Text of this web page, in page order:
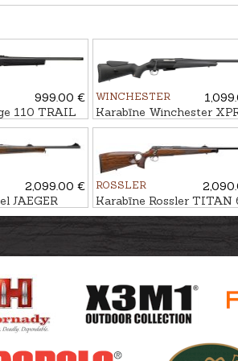
999.00 €
110 TRAIL
6,5
24
WINCHESTER
Karabīne Winchester
Varmint ADJ .223Rem.
2,099.00 €
JAEGER
06 M15x1
ROSSLER
Karabīne Rossler TITAN
Luxury Thumbhole kal.